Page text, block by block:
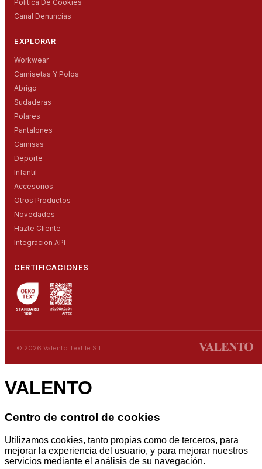
Politica De Cookies
Canal Denuncias
EXPLORAR
Workwear
Camisetas Y Polos
Abrigo
Sudaderas
Polares
Pantalones
Camisas
Deporte
Infantil
Accesorios
Otros Productos
Novedades
Hazte Cliente
Integracion API
CERTIFICACIONES
© 2026 Valento Textile S.L.
VALENTO
Centro de control de cookies
Utilizamos cookies, tanto propias como de terceros, para
mejorar la experiencia del usuario, y para mejorar nuestros
servicios mediante el análisis de su navegación.